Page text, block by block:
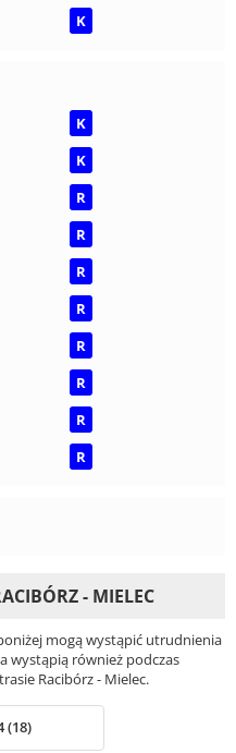
K
K
K
R
R
R
R
R
R
R
R
- MIELEC
mogą wystąpić utrudnienia
wystąpią również podczas
Racibórz - Mielec.
(18)